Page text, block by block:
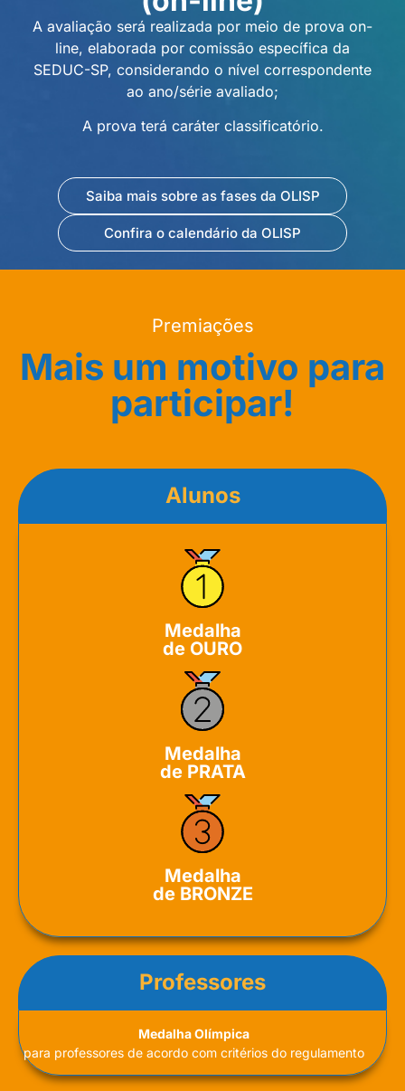
A avaliação será realizada por meio de prova on-
line, elaborada por comissão específica da
SEDUC-SP, considerando o nível correspondente
ao ano/série avaliado;
A prova terá caráter classificatório.
Saiba mais sobre as fases da OLISP
Confira o calendário da OLISP
Premiações
Mais um motivo para
participar!
Alunos
Medalha
de OURO
Medalha
de PRATA
Medalha
de BRONZE
Professores
Medalha Olímpica
para professores de acordo com critérios do regulamento